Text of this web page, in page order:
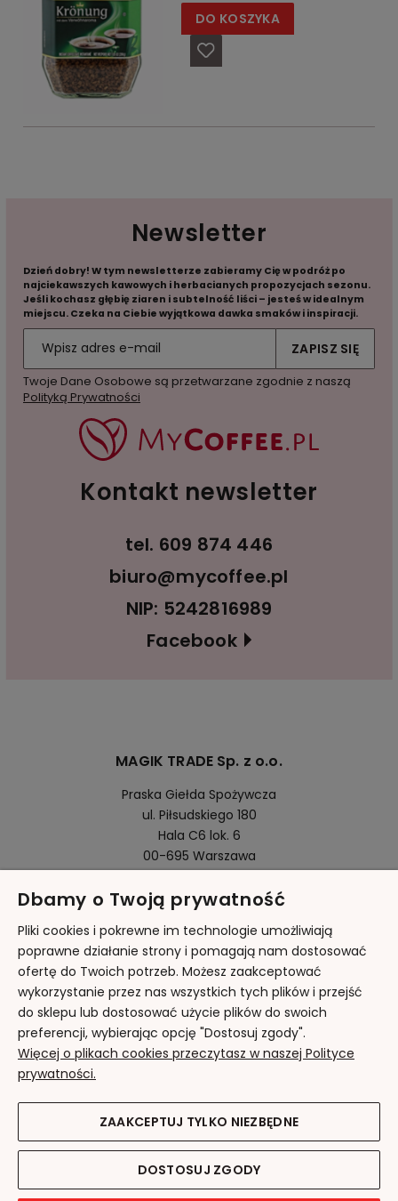
DO KOSZYKA
Newsletter
Dzień dobry! W tym newsletterze zabieramy Cię w podróż po
najciekawszych kawowych i herbacianych propozycjach sezonu.
Jeśli kochasz głębię ziaren i subtelność liści – jesteś w idealnym
miejscu. Czeka na Ciebie wyjątkowa dawka smaków i inspiracji.
ZAPISZ SIĘ
Twoje Dane Osobowe są przetwarzane zgodnie z naszą
Polityką Prywatności
Kontakt newsletter
tel. 609 874 446
biuro@mycoffee.pl
NIP: 5242816989
Facebook
MAGIK TRADE Sp. z o.o.
Praska Giełda Spożywcza
ul. Piłsudskiego 180
Hala C6 lok. 6
00-695 Warszawa
Pomoc
Moje konto
Płatności i dostawa
Informacje
O nas
Dbamy o Twoją prywatność
Pliki cookies i pokrewne im technologie umożliwiają
poprawne działanie strony i pomagają nam dostosować
ofertę do Twoich potrzeb. Możesz zaakceptować
wykorzystanie przez nas wszystkich tych plików i przejść
do sklepu lub dostosować użycie plików do swoich
preferencji, wybierając opcję "Dostosuj zgody".
Więcej o plikach cookies przeczytasz w naszej Polityce
prywatności.
ZAAKCEPTUJ TYLKO NIEZBĘDNE
DOSTOSUJ ZGODY